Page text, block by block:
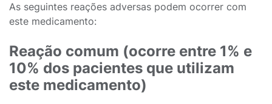
As seguintes reações adversas podem ocorrer com
este medicamento:
Reação comum (ocorre entre 1% e
10% dos pacientes que utilizam
este medicamento)